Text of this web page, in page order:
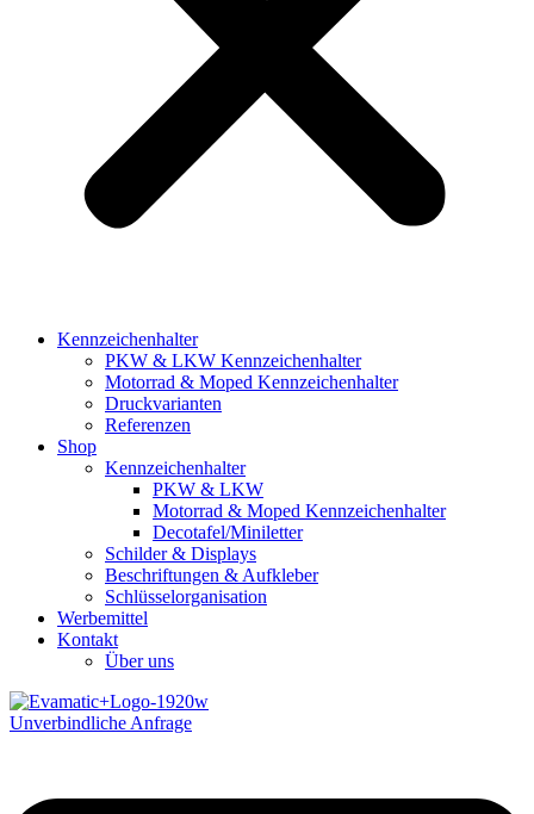
Kennzeichenhalter
PKW & LKW Kennzeichenhalter
Motorrad & Moped Kennzeichenhalter
Druckvarianten
Referenzen
Shop
Kennzeichenhalter
PKW & LKW
Motorrad & Moped Kennzeichenhalter
Decotafel/Miniletter
Schilder & Displays
Beschriftungen & Aufkleber
Schlüsselorganisation
Werbemittel
Kontakt
Über uns
Unverbindliche Anfrage